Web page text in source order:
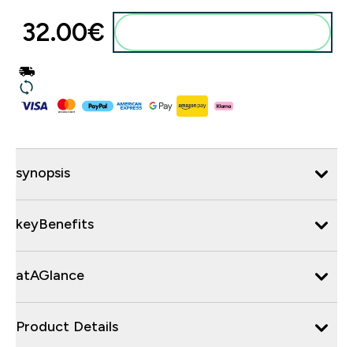
32.00€‎
synopsis
keyBenefits
atAGlance
Product Details